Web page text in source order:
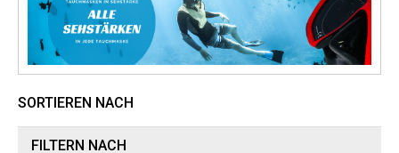
SORTIEREN NACH
FILTERN NACH